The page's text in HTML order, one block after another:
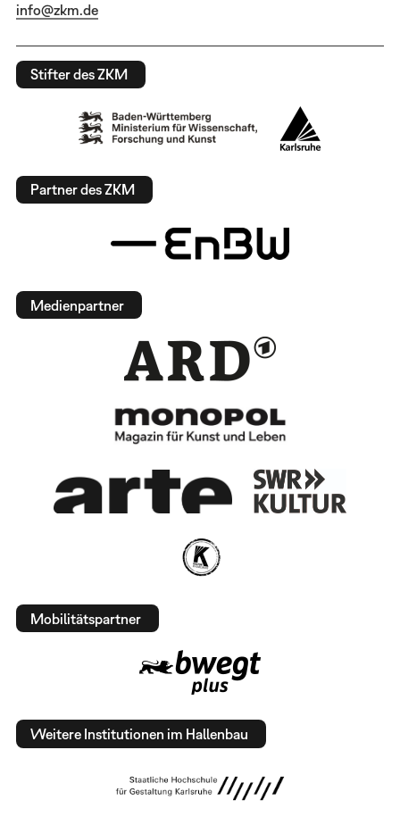
info@zkm.de
Stifter des ZKM
Partner des ZKM
Medienpartner
Mobilitätspartner
Weitere Institutionen im Hallenbau